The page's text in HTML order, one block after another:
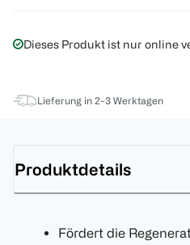
Dieses Produkt ist nur online
Lieferung in 2-3 Werktagen
Produktdetails
Fördert die